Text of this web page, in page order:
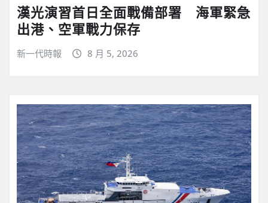
漢光演習首日全面戰備部署 海軍緊急
出港、空軍戰力保存
新一代時報 8 月 5, 2026